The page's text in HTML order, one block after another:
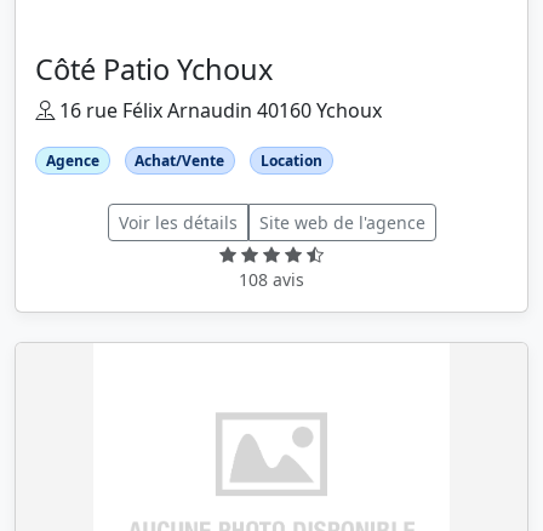
Côté Patio Ychoux
16 rue Félix Arnaudin 40160 Ychoux
Agence Achat/Vente Location
Voir les détails Site web de l'agence
108 avis